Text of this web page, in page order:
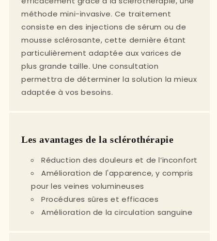
méthode mini-invasive. Ce traitement
consiste en des injections de sérum ou de
mousse sclérosante, cette dernière étant
particulièrement adaptée aux varices de
plus grande taille. Une consultation
permettra de déterminer la solution la mieux
adaptée à vos besoins.
Les avantages de la sclérothérapie
Réduction des douleurs et de l’inconfort
Amélioration de l'apparence, y compris
pour les veines volumineuses
Procédures sûres et efficaces
Amélioration de la circulation sanguine